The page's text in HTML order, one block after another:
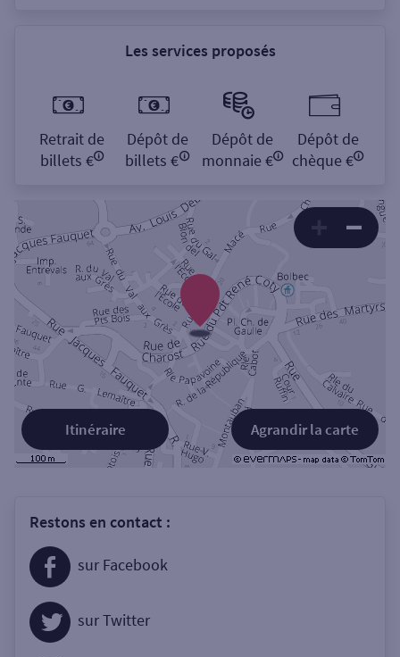
Les services proposés
Retrait de
billets €
Dépôt de
billets €
Dépôt de
monnaie €
Dépôt de
chèque €
Agrandir la carte
Itinéraire
Restons en contact :
sur Facebook
sur Twitter